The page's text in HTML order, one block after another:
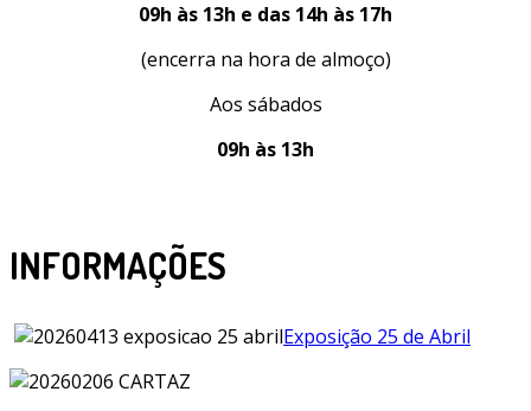
09h às 13h e das 14h às 17h
(encerra na hora de almoço)
Aos sábados
09h às 13h
INFORMAÇÕES
Exposição 25 de Abril